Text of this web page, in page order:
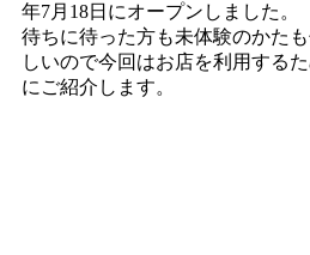
年7月18日にオープンしました。
待ちに待った方も未体験のかた
しいので今回はお店を利用する
にご紹介します。